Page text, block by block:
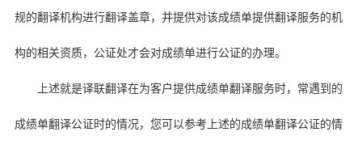
规的翻译机构进行翻译盖章，并提供对该成绩单提供翻译服务的机
构的相关资质，公证处才会对成绩单进行公证的办理。
上述就是译联翻译在为客户提供成绩单翻译服务时，常遇到的
成绩单翻译公证时的情况，您可以参考上述的成绩单翻译公证的情